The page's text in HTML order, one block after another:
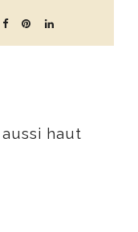
haut